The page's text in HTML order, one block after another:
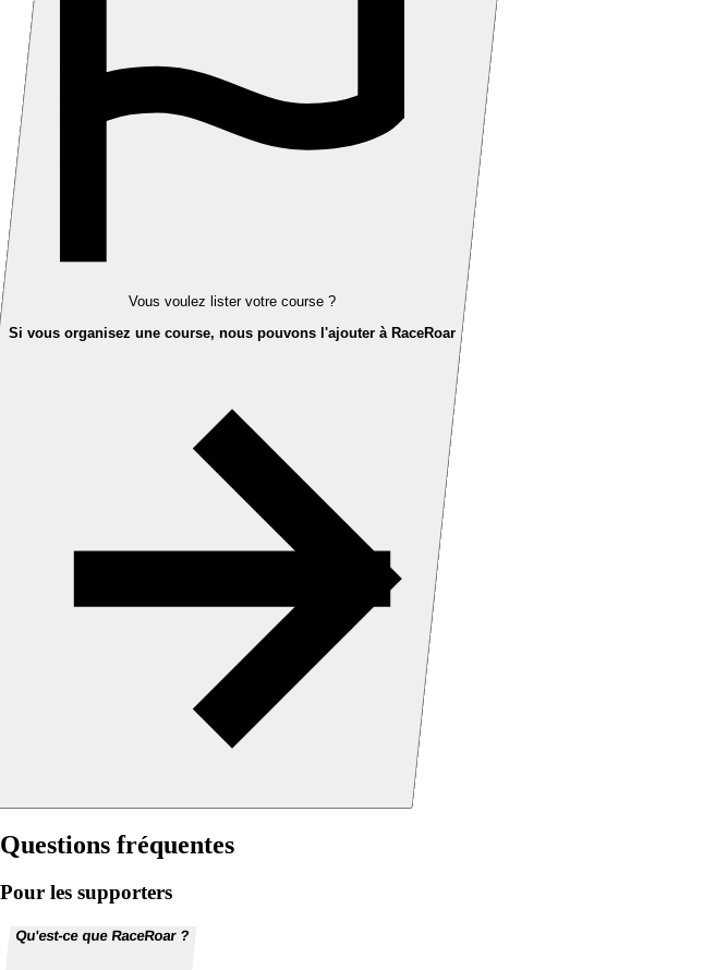
Vous voulez lister votre course ?
Si vous organisez une course, nous pouvons l'ajouter à RaceRoar
Questions fréquentes
Pour les supporters
Qu'est-ce que RaceRoar ?